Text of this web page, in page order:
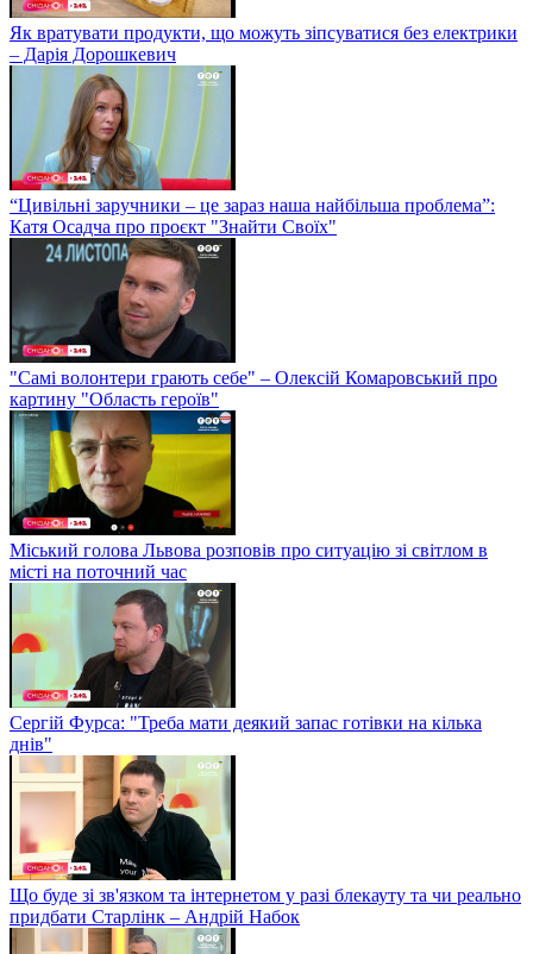
Як вратувати продукти, що можуть зіпсуватися без електрики
– Дарія Дорошкевич
“Цивільні заручники – це зараз наша найбільша проблема”:
Катя Осадча про проєкт "Знайти Своїх"
"Самі волонтери грають себе" – Олексій Комаровський про
картину "Область героїв"
Міський голова Львова розповів про ситуацію зі світлом в
місті на поточний час
Сергій Фурса: "Треба мати деякий запас готівки на кілька
днів"
Що буде зі зв'язком та інтернетом у разі блекауту та чи реально
придбати Старлінк – Андрій Набок